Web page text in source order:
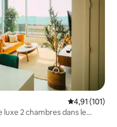
Note
4,91 (101)
2 chambres dans le